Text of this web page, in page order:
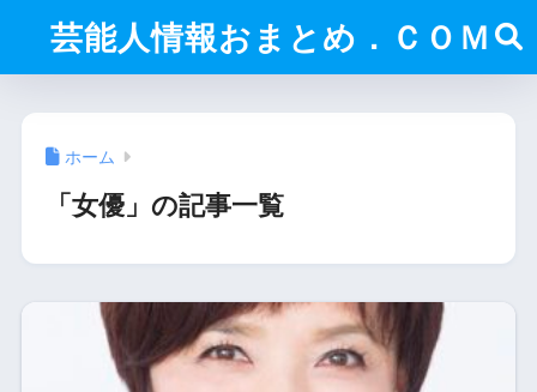
芸能人情報おまとめ．ＣＯＭ
ホーム
「女優」の記事一覧